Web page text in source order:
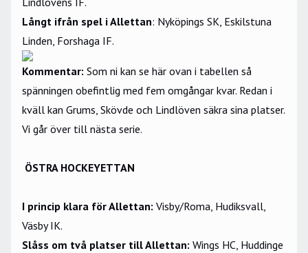
Långt ifrån spel i Allettan: Nyköpings SK, Eskilstuna
Linden, Forshaga IF.
Kommentar: Som ni kan se här ovan i tabellen så
spänningen obefintlig med fem omgångar kvar. Redan i
kväll kan Grums, Skövde och Lindlöven säkra sina platser.
Vi går över till nästa serie.
ÖSTRA HOCKEYETTAN
I princip klara för Allettan: Visby/Roma, Hudiksvall,
Väsby IK.
Slåss om två platser till Allettan: Wings HC, Huddinge